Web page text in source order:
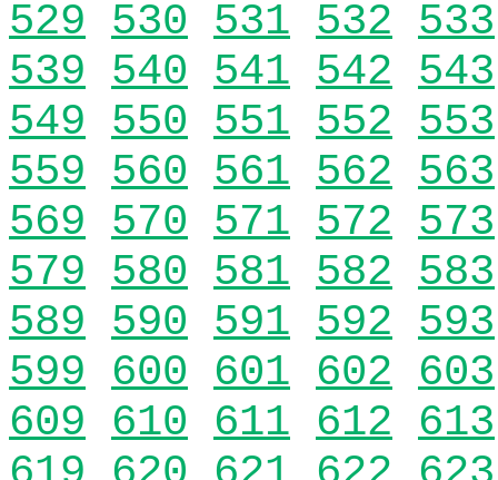
529 530 531 532 533
539 540 541 542 543
549 550 551 552 553
559 560 561 562 563
569 570 571 572 573
579 580 581 582 583
589 590 591 592 593
599 600 601 602 603
609 610 611 612 613